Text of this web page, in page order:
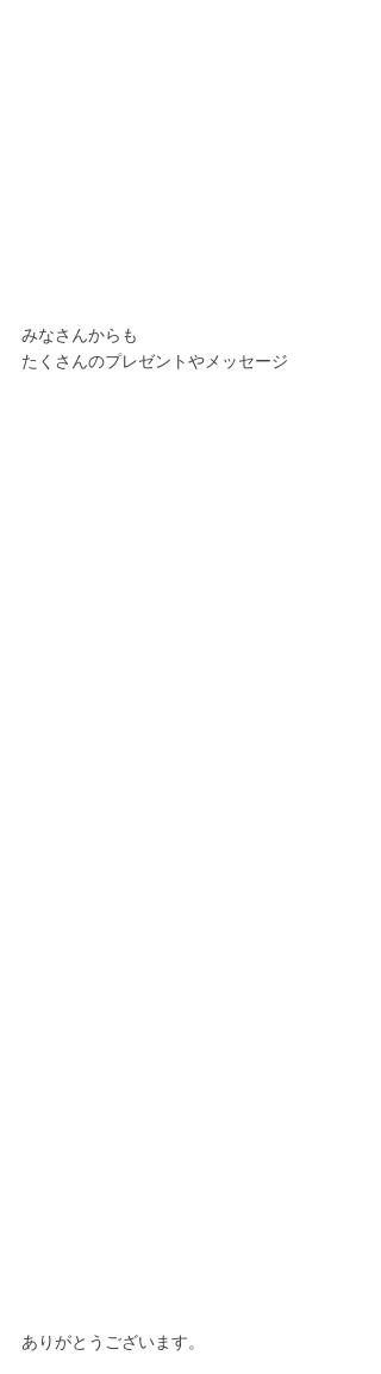
みなさんからも
たくさんのプレゼントやメッセージ
ありがとうございます。